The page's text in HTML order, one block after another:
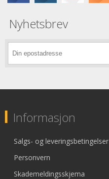
Nyhetsbrev
Informasjon
Salgs- og leveringsbetingelser
Personvern
Skademeldingsskjema